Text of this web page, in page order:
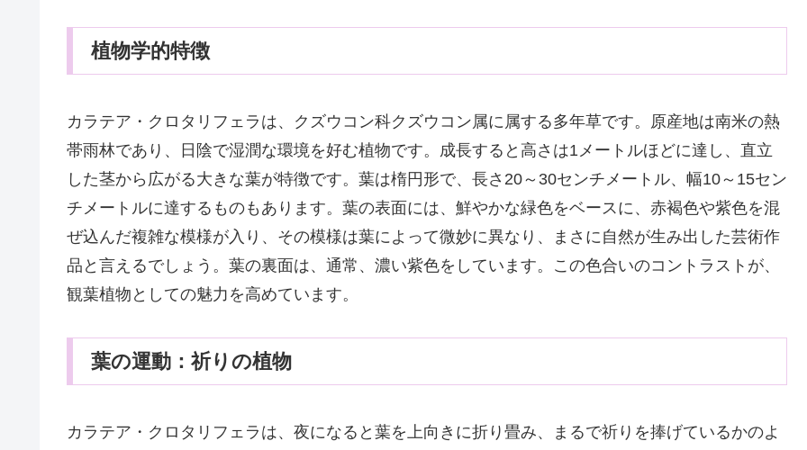
植物学的特徴
カラテア・クロタリフェラは、クズウコン科クズウコン属に属する多年草です。原産地は南米の熱
帯雨林であり、日陰で湿潤な環境を好む植物です。成長すると高さは1メートルほどに達し、直立
した茎から広がる大きな葉が特徴です。葉は楕円形で、長さ20～30センチメートル、幅10～15セン
チメートルに達するものもあります。葉の表面には、鮮やかな緑色をベースに、赤褐色や紫色を混
ぜ込んだ複雑な模様が入り、その模様は葉によって微妙に異なり、まさに自然が生み出した芸術作
品と言えるでしょう。葉の裏面は、通常、濃い紫色をしています。この色合いのコントラストが、
観葉植物としての魅力を高めています。
葉の運動：祈りの植物
カラテア・クロタリフェラは、夜になると葉を上向きに折り畳み、まるで祈りを捧げているかのよ